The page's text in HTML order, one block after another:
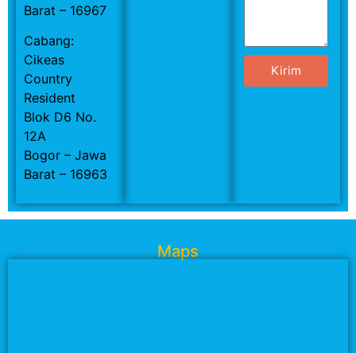
Barat – 16967
Cabang:
Cikeas
Country
Resident
Blok D6 No.
12A
Bogor – Jawa
Barat – 16963
Kirim
Maps